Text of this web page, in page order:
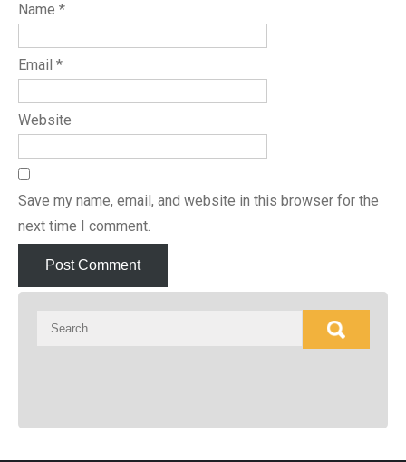
Name *
Email *
Website
Save my name, email, and website in this browser for the
next time I comment.